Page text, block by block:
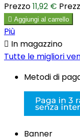
Prezzo11,92 €
 Aggiungi al carrello
Più
 In magazzino
Tutte le migliori
Metodi di
Banner